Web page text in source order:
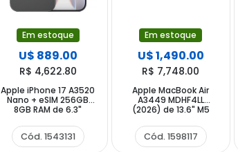
Em estoque
U$ 889.00
R$ 4,622.80
Apple iPhone 17 A3520
Nano + eSIM 256GB
8GB RAM de 6.3"
Cód. 1543131
Em estoque
U$ 1,490.00
R$ 7,748.00
Apple MacBook Air
A3449 MDHF4LL
(2026) de 13.6" M5
Midnight
Cód. 1598117